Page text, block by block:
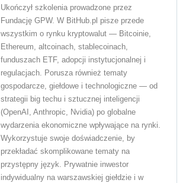
Ukończył szkolenia prowadzone przez
Fundację GPW. W BitHub.pl pisze przede
wszystkim o rynku kryptowalut — Bitcoinie,
Ethereum, altcoinach, stablecoinach,
funduszach ETF, adopcji instytucjonalnej i
regulacjach. Porusza również tematy
gospodarcze, giełdowe i technologiczne — od
strategii big techu i sztucznej inteligencji
(OpenAI, Anthropic, Nvidia) po globalne
wydarzenia ekonomiczne wpływające na rynki.
Wykorzystuje swoje doświadczenie, by
przekładać skomplikowane tematy na
przystępny język. Prywatnie inwestor
indywidualny na warszawskiej giełdzie i w